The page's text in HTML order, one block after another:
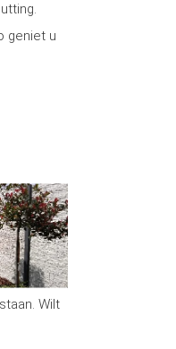
geniet u
Wilt